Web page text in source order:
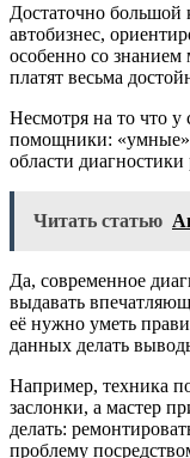
Достаточно большой
автобизнес,
особенно со
платят весьма
Несмотря на то что у
помощники:
области
Читать статью
Да, современное
выдавать
её нужно уметь
данных делать
Например, техника
заслонки, а мастер
делать:
проблему